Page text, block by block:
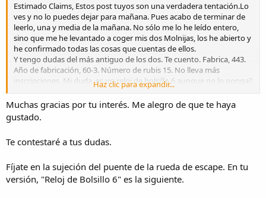
Estimado Claims, Estos post tuyos son una verdadera tentación.Lo
ves y no lo puedes dejar para mañana. Pues acabo de terminar de
leerlo, una y media de la mañana. No sólo me lo he leído entero,
sino que me he levantado a coger mis dos Molnijas, los he abierto y
he confirmado todas las cosas que cuentas de ellos.
Y tengo dudas del más antiguo de los dos. Te cuento. Fabrica, 443.
Año de fabricación, 60-3. Número de rubis 15. No lleva más
inscripciones. Mi duda, es un reloj de bolsillo 6 aunque no lo ponga?
seguridad que estos post son muy útiles para un gran número de
Enviado desde mi GT-I9505 mediante Tapatalk
Haz clic para expandir...
Muchas gracias por tu interés. Me alegro de que te haya
gustado.
Te contestaré a tus dudas.
Fíjate en la sujeción del puente de la rueda de escape. En tu
versión, "Reloj de Bolsillo 6" es la siguiente.